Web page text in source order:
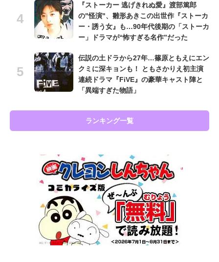
『ストーカー 逃げきれぬ愛』渡部篤郎
の"怪演"、雛形あきこの出世作『ストーカ
ー・誘う女』も…90年代後期の「ストーカ
ー」ドラマが“怖すぎる名作”だった
伝説の土ドラから27年…篠原ともえにエン
クミに深キョンも！ ともさかりえ初主演
連続ドラマ『FiVE』の豪華キャスト陣と
「異端すぎた物語」
ランキング一覧